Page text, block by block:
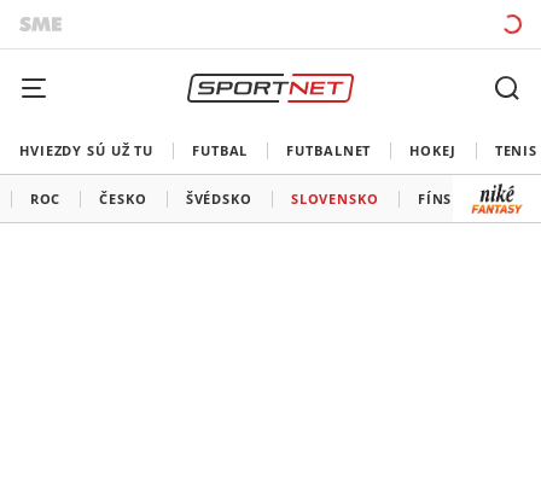
HVIEZDY SÚ UŽ TU FUTBAL FUTBALNET HOKEJ TENIS
ROC ČESKO ŠVÉDSKO SLOVENSKO FÍNSKO